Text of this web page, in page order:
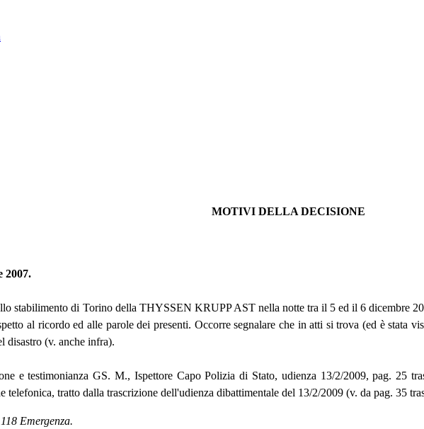
MOTIVI DELLA DECISIONE
2007.
stabilimento di Torino della THYSSEN KRUPP AST nella notte tra il 5 ed il 6 dicembre
al ricordo ed alle parole dei presenti. Occorre segnalare che in atti si trova (ed è stata
disastro (v. anche infra).
e testimonianza GS. M., Ispettore Capo Polizia di Stato, udienza 13/2/2009, pag. 25
telefonica, tratto dalla trascrizione dell'udienza dibattimentale del 13/2/2009 (v. da pag. 35
Emergenza.